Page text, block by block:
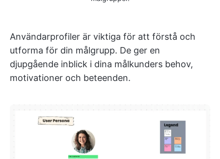
Användarprofiler är viktiga för att förstå och
utforma för din målgrupp. De ger en
djupgående inblick i dina målkunders behov,
motivationer och beteenden.